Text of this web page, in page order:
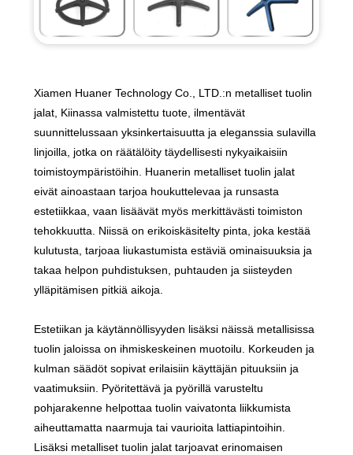
Xiamen Huaner Technology Co., LTD.:n metalliset tuolin
jalat, Kiinassa valmistettu tuote, ilmentävät
suunnittelussaan yksinkertaisuutta ja eleganssia sulavilla
linjoilla, jotka on räätälöity täydellisesti nykyaikaisiin
toimistoympäristöihin. Huanerin metalliset tuolin jalat
eivät ainoastaan ​​tarjoa houkuttelevaa ja runsasta
estetiikkaa, vaan lisäävät myös merkittävästi toimiston
tehokkuutta. Niissä on erikoiskäsitelty pinta, joka kestää
kulutusta, tarjoaa liukastumista estäviä ominaisuuksia ja
takaa helpon puhdistuksen, puhtauden ja siisteyden
ylläpitämisen pitkiä aikoja.
Estetiikan ja käytännöllisyyden lisäksi näissä metallisissa
tuolin jaloissa on ihmiskeskeinen muotoilu. Korkeuden ja
kulman säädöt sopivat erilaisiin käyttäjän pituuksiin ja
vaatimuksiin. Pyöritettävä ja pyörillä varusteltu
pohjarakenne helpottaa tuolin vaivatonta liikkumista
aiheuttamatta naarmuja tai vaurioita lattiapintoihin.
Lisäksi metalliset tuolin jalat tarjoavat erinomaisen